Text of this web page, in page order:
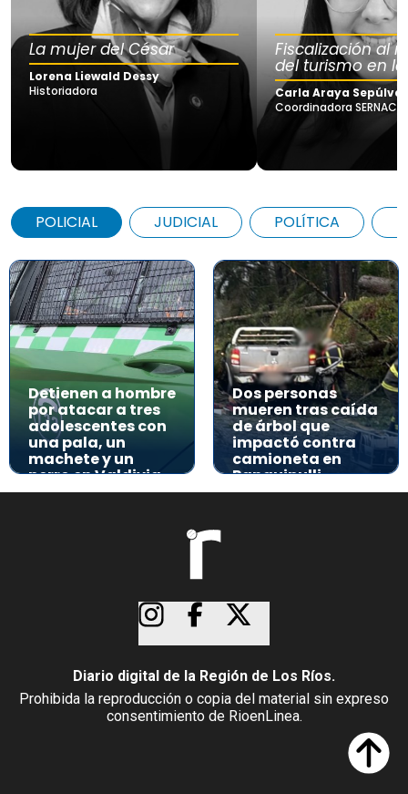
La mujer del César
Lorena Liewald Dessy
Historiadora
Fiscalización al
del turismo en
Carla Araya
Coordinadora SERNAC
POLICIAL JUDICIAL POLÍTICA
Detienen a hombre
por atacar a tres
adolescentes con
una pala, un
machete y un
perro en Valdivia
Dos personas
mueren tras caída
de árbol que
impactó contra
camioneta en
Panguipulli
Diario digital de la Región de Los Ríos.
Prohibida la reproducción o copia del material sin expreso
consentimiento de RioenLinea.